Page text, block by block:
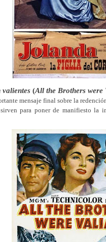
valientes (All the Brothers were
mensaje final sobre la
para poner de manifiesto la